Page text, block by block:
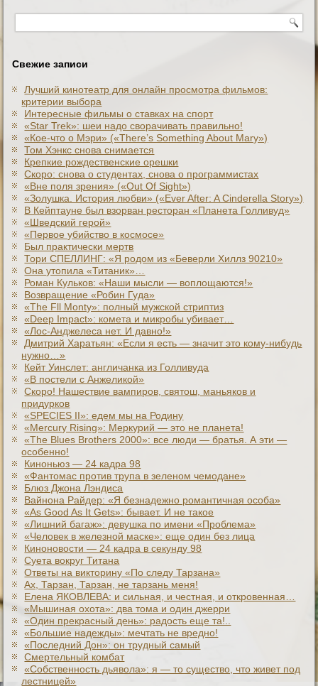
Свежие записи
Лучший кинотеатр для онлайн просмотра фильмов:
критерии выбора
Интересные фильмы о ставках на спорт
«Star Trek»: шеи надо сворачивать правильно!
«Кое-что о Мэри» («There’s Something About Mary»)
Том Хэнкс снова снимается
Крепкие рождественские орешки
Скоро: снова о студентах, снова о программистах
«Вне поля зрения» («Out Of Sight»)
«Золушка. История любви» («Ever After: A Cinderеlla Story»)
В Кейптауне был взорван ресторан «Планета Голливуд»
«Шведский герой»
«Первое убийство в космосе»
Был практически мертв
Тори СПЕЛЛИНГ: «Я родом из «Беверли Хиллз 90210»
Она утопила «Титаник»…
Роман Кульков: «Наши мысли — воплощаются!»
Возвращение «Робин Гуда»
«The Fll Monty»: полный мужской стриптиз
«Deep Impact»: комета и микробы убивает…
«Лос-Анджелеса нет. И давно!»
Дмитрий Харатьян: «Если я есть — значит это кому-нибудь
нужно…»
Кейт Уинслет: англичанка из Голливуда
«В постели с Анжеликой»
Скоро! Нашествие вампиров, святош, маньяков и
придурков
«SPECIES II»: едем мы на Родину
«Mercury Rising»: Меркурий — это не планета!
«The Blues Brothers 2000»: все люди — братья. А эти —
особенно!
Киноньюз — 24 кадра 98
«Фантомас против трупа в зеленом чемодане»
Блюз Джона Лэндиса
Вайнона Райдер: «Я безнадежно романтичная особа»
«As Good As It Gets»: бывает. И не такое
«Лишний багаж»: девушка по имени «Проблема»
«Человек в железной маске»: еще один без лица
Киноновости — 24 кадра в секунду 98
Суета вокруг Титана
Ответы на викторину «По следу Тарзана»
Ах, Тарзан, Тарзан, не тарзань меня!
Елена ЯКОВЛЕВА: и сильная, и честная, и откровенная…
«Мышиная охота»: два тома и один джерри
«Один прекрасный день»: радость еще та!..
«Большие надежды»: мечтать не вредно!
«Последний Дон»: он трудный самый
Смертельный комбат
«Собственность дьявола»: я — то существо, что живет под
лестницей»